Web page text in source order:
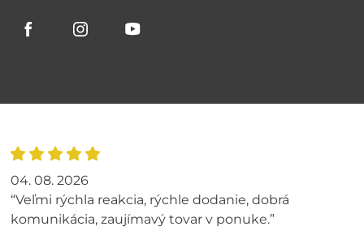
04. 08. 2026
“Veľmi rýchla reakcia, rýchle dodanie, dobrá
komunikácia, zaujímavý tovar v ponuke.”